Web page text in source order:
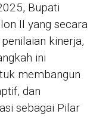
Bupati
II yang secara
kinerja,
ini
membangun
dan
sebagai Pilar